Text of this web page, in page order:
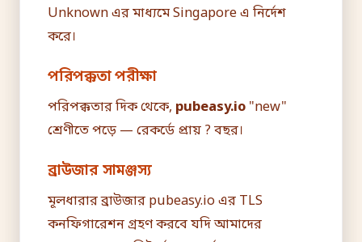
Unknown এর মাধ্যমে Singapore এ নির্দেশ
করে।
পরিপক্কতা পরীক্ষা
পরিপক্কতার দিক থেকে, pubeasy.io "new"
শ্রেণীতে পড়ে — রেকর্ডে প্রায় ? বছর।
ব্রাউজার সামঞ্জস্য
মূলধারার ব্রাউজার pubeasy.io এর TLS
কনফিগারেশন গ্রহণ করবে যদি আমাদের